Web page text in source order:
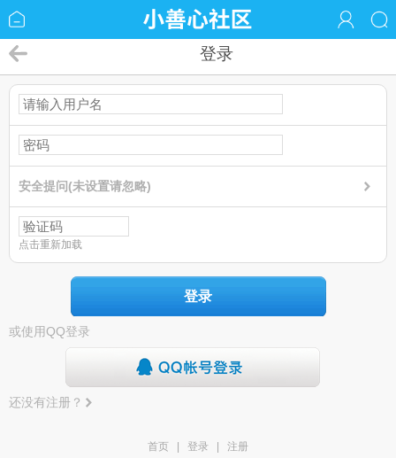
登录
安全提问(未设置请忽略)
点击重新加载
登录
或使用QQ登录
还没有注册？
首页 登录
注册